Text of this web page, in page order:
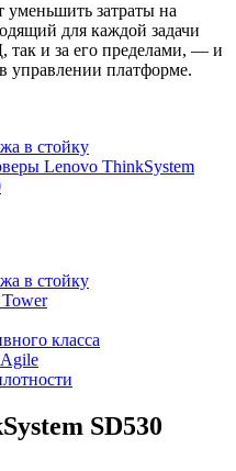
затраты на
для каждой задачи
и за его пределами, — и
управлении платформе.
в стойку
Lenovo ThinkSystem
в стойку
класса
SD530